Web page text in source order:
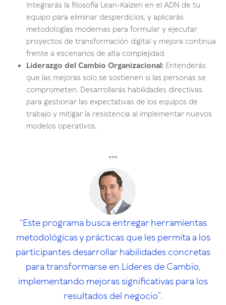
Integrarás la filosofía Lean-Kaizen en el ADN de tu
equipo para eliminar desperdicios, y aplicarás
metodologías modernas para formular y ejecutar
proyectos de transformación digital y mejora continua
frente a escenarios de alta complejidad.
Liderazgo del Cambio Organizacional: Entenderás
que las mejoras solo se sostienen si las personas se
comprometen. Desarrollarás habilidades directivas
para gestionar las expectativas de los equipos de
trabajo y mitigar la resistencia al implementar nuevos
modelos operativos.
***
“Este programa busca entregar herramientas
metodológicas y prácticas que les permita a los
participantes desarrollar habilidades concretas
para transformarse en Líderes de Cambio,
implementando mejoras significativas para los
resultados del negocio”.